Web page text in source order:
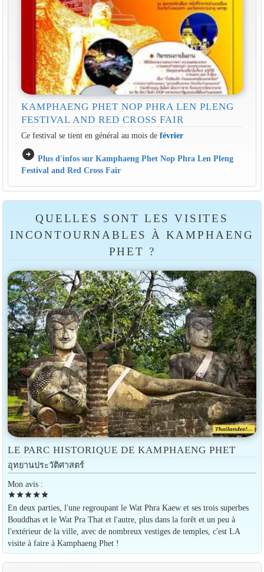
KAMPHAENG PHET NOP PHRA LEN PLENG
FESTIVAL AND RED CROSS FAIR
Ce festival se tient en général au mois de février
arrow_circle_right Plus d'infos sur Kamphaeng Phet Nop Phra Len Pleng
Festival and Red Cross Fair
QUELLES SONT LES VISITES
INCONTOURNABLES À KAMPHAENG
PHET ?
LE PARC HISTORIQUE DE KAMPHAENG PHET
อุทยานประวัติศาสตร์
Mon avis :
starstarstarstarstar
En deux parties, l'une regroupant le Wat Phra Kaew et ses trois superbes
Bouddhas et le Wat Pra That et l'autre, plus dans la forêt et un peu à
l'extérieur de la ville, avec de nombreux vestiges de temples, c'est LA
visite à faire à Kamphaeng Phet !